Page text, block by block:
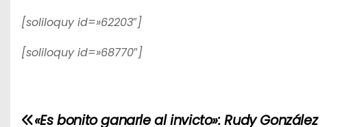
[soliloquy id=»62203″]
[soliloquy id=»68770″]
N«Es bonito ganarle al invicto»: Rudy González